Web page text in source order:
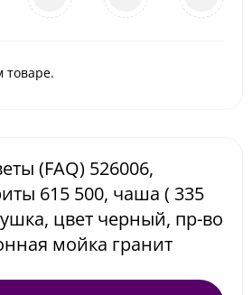
товаре.
(FAQ) 526006,
615 500, чаша ( 335
цвет черный, пр-во
мойка гранит